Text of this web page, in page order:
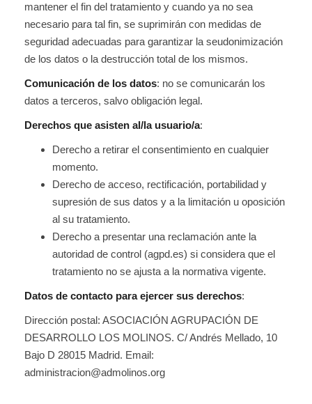
mantener el fin del tratamiento y cuando ya no sea
necesario para tal fin, se suprimirán con medidas de
seguridad adecuadas para garantizar la seudonimización
de los datos o la destrucción total de los mismos.
Comunicación de los datos: no se comunicarán los
datos a terceros, salvo obligación legal.
Derechos que asisten al/la usuario/a:
Derecho a retirar el consentimiento en cualquier
momento.
Derecho de acceso, rectificación, portabilidad y
supresión de sus datos y a la limitación u oposición
al su tratamiento.
Derecho a presentar una reclamación ante la
autoridad de control (agpd.es) si considera que el
tratamiento no se ajusta a la normativa vigente.
Datos de contacto para ejercer sus derechos:
Dirección postal: ASOCIACIÓN AGRUPACIÓN DE
DESARROLLO LOS MOLINOS. C/ Andrés Mellado, 10
Bajo D 28015 Madrid. Email:
administracion@admolinos.org